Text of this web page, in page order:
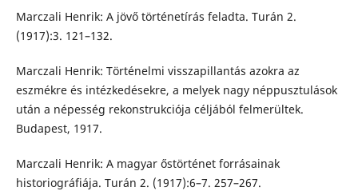
Marczali Henrik: A jövő történetírás feladta. Turán 2.
(1917):3. 121–132.
Marczali Henrik: Történelmi visszapillantás azokra az
eszmékre és intézkedésekre, a melyek nagy néppusztulások
után a népesség rekonstrukciója céljából felmerültek.
Budapest, 1917.
Marczali Henrik: A magyar őstörténet forrásainak
historiográfiája. Turán 2. (1917):6–7. 257–267.